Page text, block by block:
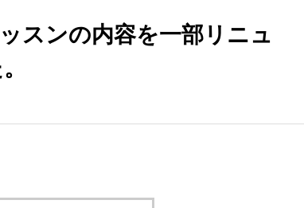
スンの内容を一部リニュ